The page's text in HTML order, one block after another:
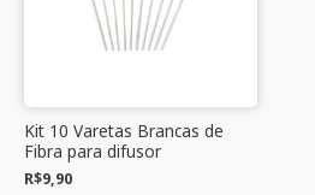
Kit 10 Varetas Brancas de
Fibra para difusor
R$9,90